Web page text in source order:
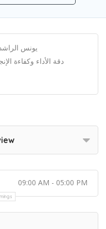
يونس
دقة الأداء وكفاءة
09:00 AM - 05:00 PM